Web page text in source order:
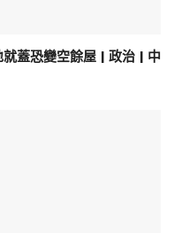
蓋恐變空餘屋 | 政治 | 中